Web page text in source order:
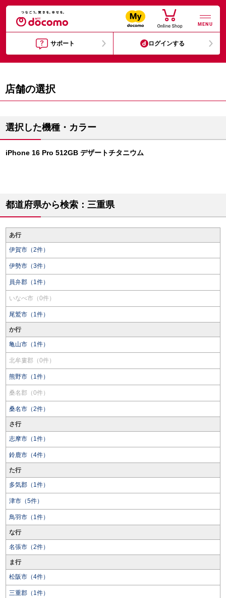
MENU
サポート ログインする
店舗の選択
選択した機種・カラー
iPhone 16 Pro 512GB デザートチタニウム
都道府県から検索：三重県
あ行
伊賀市（2件）
伊勢市（3件）
員弁郡（1件）
いなべ市（0件）
尾鷲市（1件）
か行
亀山市（1件）
北牟婁郡（0件）
熊野市（1件）
桑名郡（0件）
桑名市（2件）
さ行
志摩市（1件）
鈴鹿市（4件）
た行
多気郡（1件）
津市（5件）
鳥羽市（1件）
な行
名張市（2件）
ま行
松阪市（4件）
三重郡（1件）